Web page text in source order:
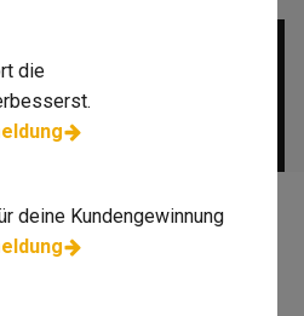
Vertrieb
die
deine Kundengewinnung